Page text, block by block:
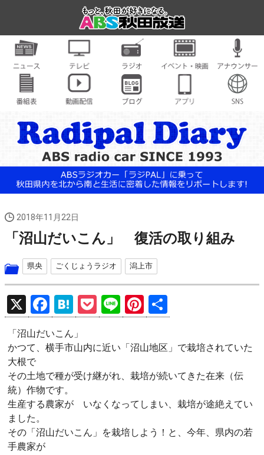
2018年11月22日
「沼山だいこん」 復活の取り組み
県央 ごくじょうラジオ 潟上市
X
F
a
ce
o
o
H
at
e
a
P
o
ck
Li
n
e
Pi
nt
er
t
有
「沼山だいこん」
かつて、横手市山内に近い「沼山地区」で栽培されていた
大根で
その土地で種が受け継がれ、栽培が続いてきた在来（伝
統）作物です。
生産する農家が いなくなってしまい、栽培が途絶えてい
ました。
その「沼山だいこん」を栽培しよう！と、今年、県内の若
手農家が